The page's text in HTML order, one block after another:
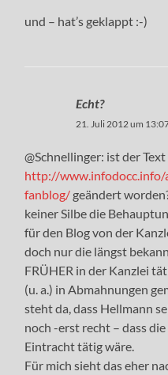
und – hat’s geklappt :-)
Echt?
21. Juli 2012 um
@Schnellinger: ist der
http://
fanblog/ geändert
keiner Silbe die
für den Blog von der
doch nur die längst
FRÜHER in der Kanzlei
(u. a.) in Abmahnungen
steht da, dass Hellmann
noch -erst recht – dass
Eintracht tätig wäre.
Für mich sieht das eher